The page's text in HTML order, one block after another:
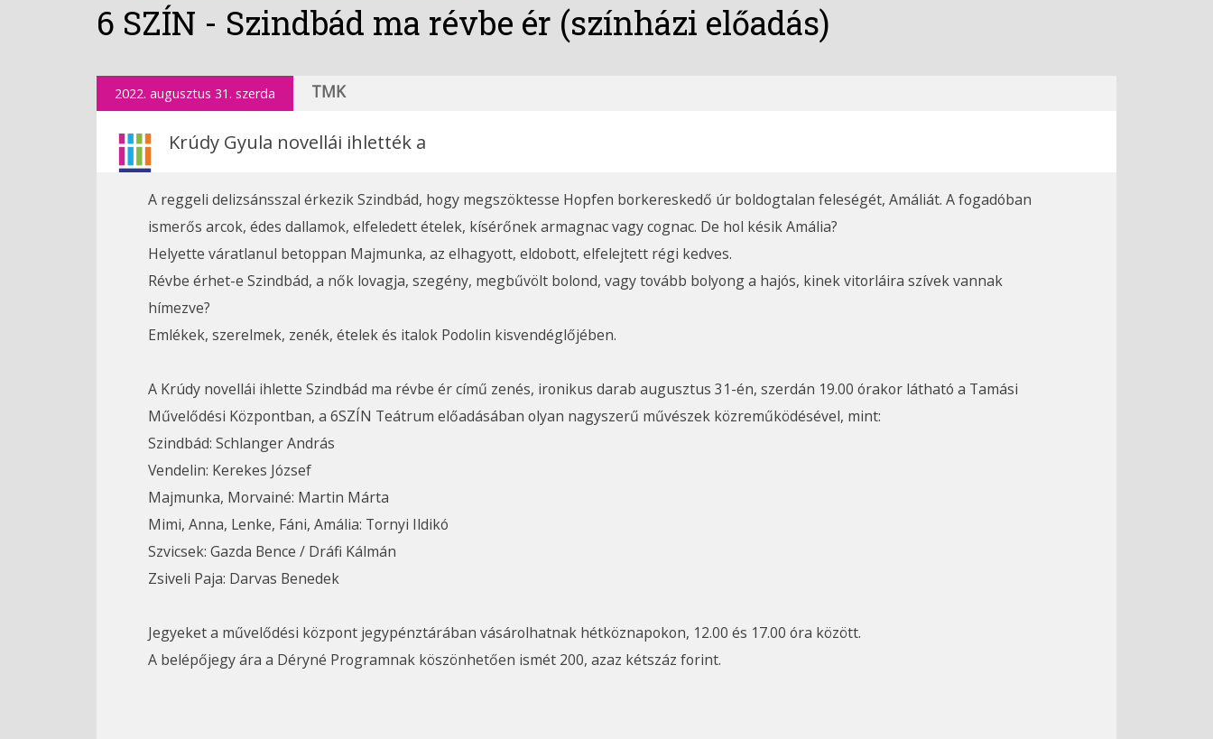
6 SZÍN - Szindbád ma révbe ér (színházi előadás)
2022. augusztus 31. szerda TMK
Krúdy Gyula novellái ihlették a
A reggeli delizsánsszal érkezik Szindbád, hogy megszöktesse Hopfen borkereskedő úr boldogtalan feleségét, Amáliát. A fogadóban
ismerős arcok, édes dallamok, elfeledett ételek, kísérőnek armagnac vagy cognac. De hol késik Amália?
Helyette váratlanul betoppan Majmunka, az elhagyott, eldobott, elfelejtett régi kedves.
Révbe érhet-e Szindbád, a nők lovagja, szegény, megbűvölt bolond, vagy tovább bolyong a hajós, kinek vitorláira szívek vannak
hímezve?
Emlékek, szerelmek, zenék, ételek és italok Podolin kisvendéglőjében.
A Krúdy novellái ihlette Szindbád ma révbe ér című zenés, ironikus darab augusztus 31-én, szerdán 19.00 órakor látható a Tamási
Művelődési Központban, a 6SZÍN Teátrum előadásában olyan nagyszerű művészek közreműködésével, mint:
Szindbád: Schlanger András
Vendelin: Kerekes József
Majmunka, Morvainé: Martin Márta
Mimi, Anna, Lenke, Fáni, Amália: Tornyi Ildikó
Szvicsek: Gazda Bence / Dráfi Kálmán
Zsiveli Paja: Darvas Benedek
Jegyeket a művelődési központ jegypénztárában vásárolhatnak hétköznapokon, 12.00 és 17.00 óra között.
A belépőjegy ára a Déryné Programnak köszönhetően ismét 200, azaz kétszáz forint.